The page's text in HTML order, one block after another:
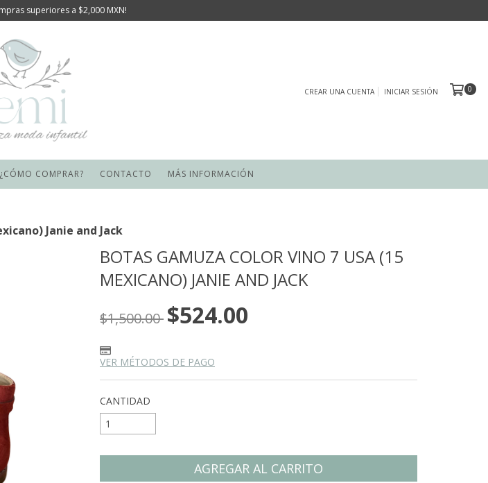
superiores a $2,000 MXN!
CREAR UNA CUENTA INICIAR SESIÓN 0
¿CÓMO COMPRAR? CONTACTO MÁS INFORMACIÓN
Janie and Jack
BOTAS GAMUZA COLOR VINO 7 USA (15
MEXICANO) JANIE AND JACK
$1,500.00 $524.00
VER MÉTODOS DE PAGO
CANTIDAD